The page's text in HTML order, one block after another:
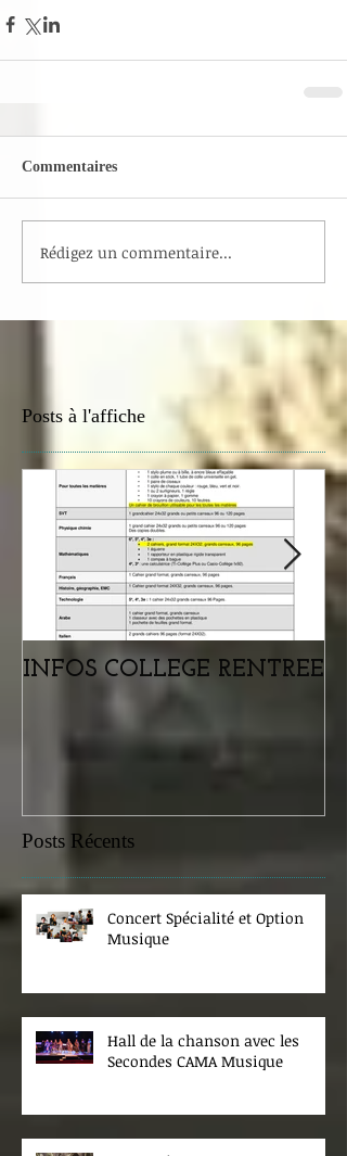
Commentaires
Rédigez un commentaire...
Posts à l'affiche
INFOS COLLEGE RENTREE
Posts Récents
Concert Spécialité et Option
Musique
Hall de la chanson avec les
Secondes CAMA Musique